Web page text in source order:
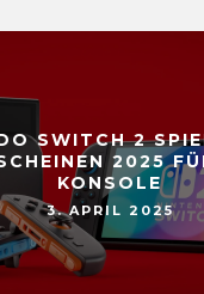
SWITCH 2
2025
KONSOLE
3. APRIL 2025